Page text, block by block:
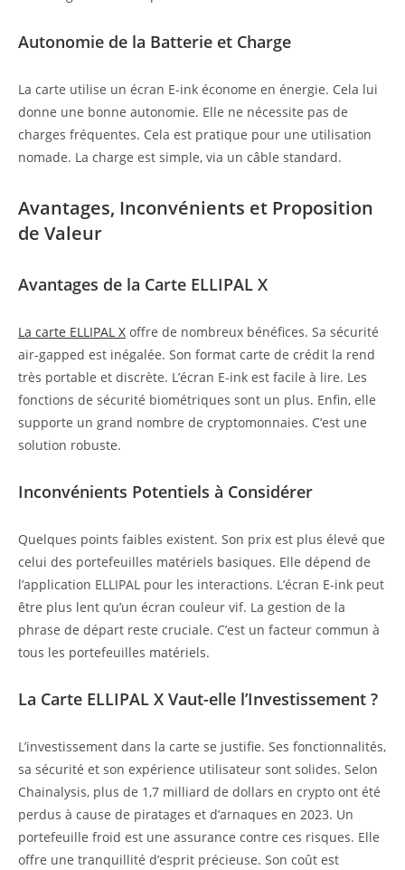
Autonomie de la Batterie et Charge
La carte utilise un écran E-ink économe en énergie. Cela lui
donne une bonne autonomie. Elle ne nécessite pas de
charges fréquentes. Cela est pratique pour une utilisation
nomade. La charge est simple, via un câble standard.
Avantages, Inconvénients et Proposition
de Valeur
Avantages de la Carte ELLIPAL X
La carte ELLIPAL X offre de nombreux bénéfices. Sa sécurité
air-gapped est inégalée. Son format carte de crédit la rend
très portable et discrète. L’écran E-ink est facile à lire. Les
fonctions de sécurité biométriques sont un plus. Enfin, elle
supporte un grand nombre de cryptomonnaies. C’est une
solution robuste.
Inconvénients Potentiels à Considérer
Quelques points faibles existent. Son prix est plus élevé que
celui des portefeuilles matériels basiques. Elle dépend de
l’application ELLIPAL pour les interactions. L’écran E-ink peut
être plus lent qu’un écran couleur vif. La gestion de la
phrase de départ reste cruciale. C’est un facteur commun à
tous les portefeuilles matériels.
La Carte ELLIPAL X Vaut-elle l’Investissement ?
L’investissement dans la carte se justifie. Ses fonctionnalités,
sa sécurité et son expérience utilisateur sont solides. Selon
Chainalysis, plus de 1,7 milliard de dollars en crypto ont été
perdus à cause de piratages et d’arnaques en 2023. Un
portefeuille froid est une assurance contre ces risques. Elle
offre une tranquillité d’esprit précieuse. Son coût est